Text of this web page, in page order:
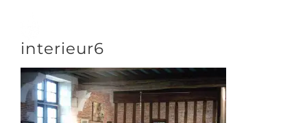
contenu
DÉCOUVRIR
interieur6